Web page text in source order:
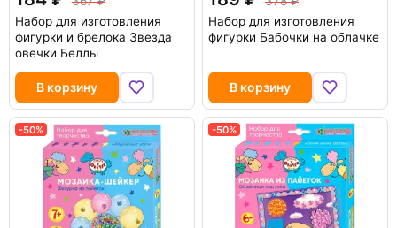
Набор для изготовления
фигурки и брелока Звезда
овечки Беллы
В корзину
Набор для изготовления
фигурки Бабочки на облачке
В корзину
-50% -50%